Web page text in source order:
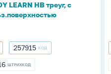
LEARN НВ треуг, с
257915
257915 КОД
ШТРИХКОД